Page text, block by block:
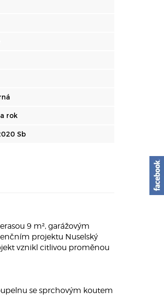
rok
Sb
9 m², garážovým
projektu Nuselský
vznikl citlivou proměnou
se sprchovým koutem